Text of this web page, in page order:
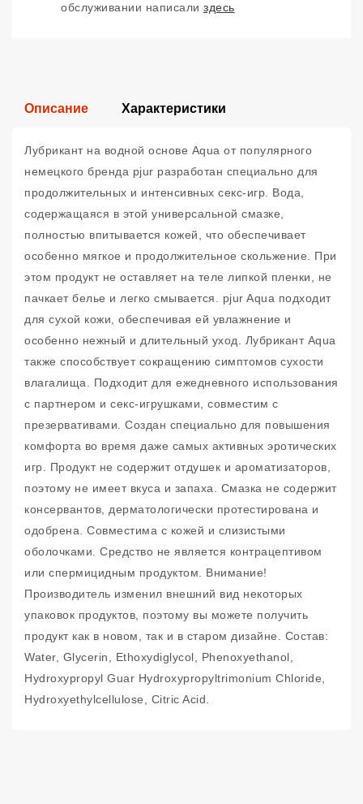
обслуживании написали здесь
Описание Характеристики
Лубрикант на водной основе Aqua от популярного
немецкого бренда pjur разработан специально для
продолжительных и интенсивных секс-игр. Вода,
содержащаяся в этой универсальной смазке,
полностью впитывается кожей, что обеспечивает
особенно мягкое и продолжительное скольжение. При
этом продукт не оставляет на теле липкой пленки, не
пачкает белье и легко смывается. pjur Aqua подходит
для сухой кожи, обеспечивая ей увлажнение и
особенно нежный и длительный уход. Лубрикант Aqua
также способствует сокращению симптомов сухости
влагалища. Подходит для ежедневного использования
с партнером и секс-игрушками, совместим с
презервативами. Создан специально для повышения
комфорта во время даже самых активных эротических
игр. Продукт не содержит отдушек и ароматизаторов,
поэтому не имеет вкуса и запаха. Смазка не содержит
консервантов, дерматологически протестирована и
одобрена. Совместима с кожей и слизистыми
оболочками. Средство не является контрацептивом
или спермицидным продуктом. Внимание!
Производитель изменил внешний вид некоторых
упаковок продуктов, поэтому вы можете получить
продукт как в новом, так и в старом дизайне. Состав:
Water, Glycerin, Ethoxydiglycol, Phenoxyethanol,
Hydroxypropyl Guar Hydroxypropyltrimonium Chloride,
Hydroxyethylcellulose, Citric Acid.